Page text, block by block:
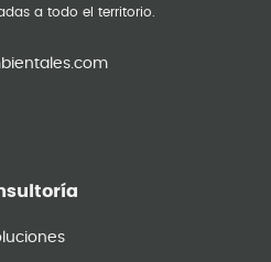
a todo el territorio.